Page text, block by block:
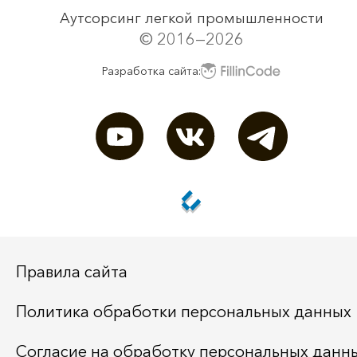
Аутсорсинг легкой промышленности
© 2016—2026
Разработка сайта:
Правила сайта
Политика обработки персональных данных
Согласие на обработку персональных